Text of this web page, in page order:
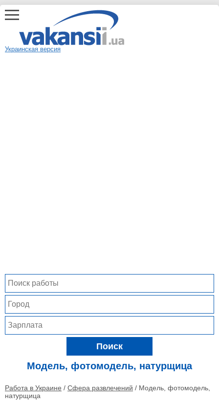
Украинская версия
Поиск
Модель, фотомодель, натурщица
Работа в Украине / Сфера развлечений / Модель, фотомодель,
натурщица